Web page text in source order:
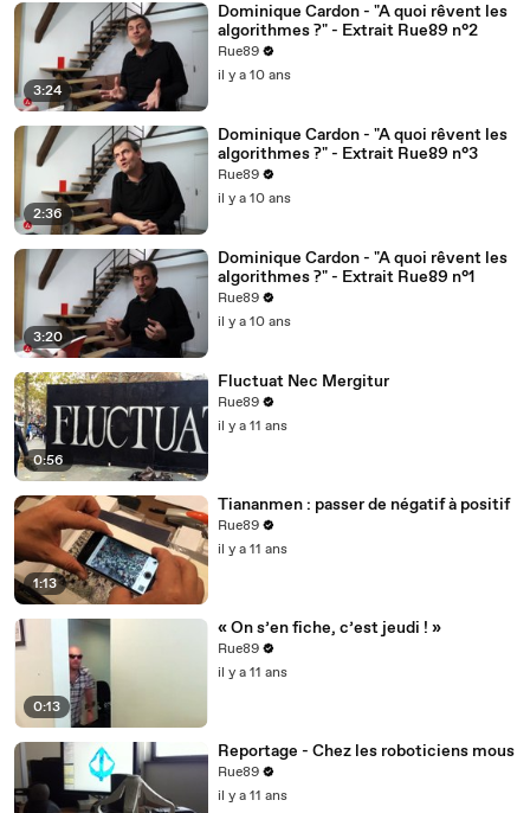
3:24
Dominique Cardon - "A quoi rêvent les
algorithmes ?" - Extrait Rue89 n°2
Rue89
il y a 10 ans
2:36
Dominique Cardon - "A quoi rêvent les
algorithmes ?" - Extrait Rue89 n°3
Rue89
il y a 10 ans
3:20
Dominique Cardon - "A quoi rêvent les
algorithmes ?" - Extrait Rue89 n°1
Rue89
il y a 10 ans
0:56
Fluctuat Nec Mergitur
Rue89
il y a 11 ans
1:13
Tiananmen : passer de négatif à positif
Rue89
il y a 11 ans
0:13
« On s’en fiche, c’est jeudi ! »
Rue89
il y a 11 ans
Reportage - Chez les roboticiens mous
Rue89
il y a 11 ans